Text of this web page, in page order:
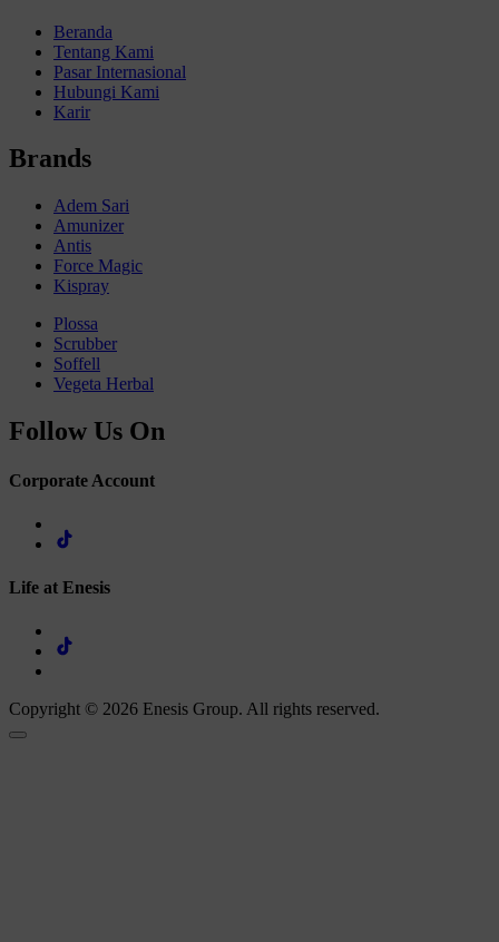
Beranda
Tentang Kami
Pasar Internasional
Hubungi Kami
Karir
Brands
Adem Sari
Amunizer
Antis
Force Magic
Kispray
Plossa
Scrubber
Soffell
Vegeta Herbal
Follow Us On
Corporate Account
Life at Enesis
Copyright © 2026 Enesis Group. All rights reserved.